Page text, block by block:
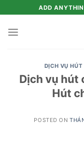
to
content
ADD
DỊCH VỤ
Dịch vụ hút
Hút
POSTED ON